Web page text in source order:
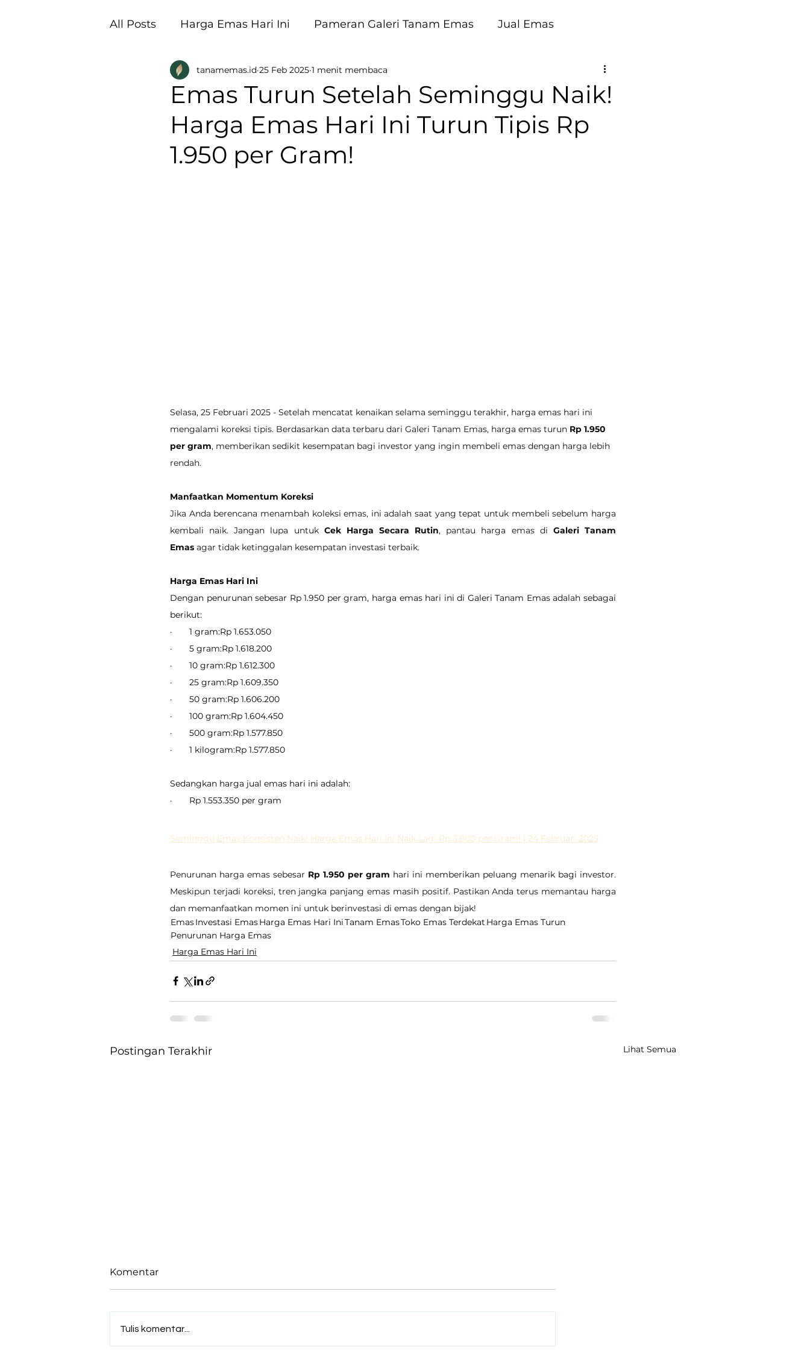
All Posts Harga Emas Hari Ini Pameran Galeri Tanam Emas Jual Emas
Pembukaan Galeri Tanam Emas
Emas Turun Setelah Seminggu Naik!
Harga Emas Hari Ini Turun Tipis Rp
1.950 per Gram!
tanamemas.id 25 Feb 2025 1 menit membaca
Selasa, 25 Februari 2025 - Setelah mencatat kenaikan selama seminggu terakhir, harga emas hari ini
mengalami koreksi tipis. Berdasarkan data terbaru dari Galeri Tanam Emas, harga emas turun Rp 1.950
per gram, memberikan sedikit kesempatan bagi investor yang ingin membeli emas dengan harga lebih
rendah.
Manfaatkan Momentum Koreksi
Jika Anda berencana menambah koleksi emas, ini adalah saat yang tepat untuk membeli sebelum harga
kembali naik. Jangan lupa untuk Cek Harga Secara Rutin, pantau harga emas di Galeri Tanam
Emas agar tidak ketinggalan kesempatan investasi terbaik.
Harga Emas Hari Ini
Dengan penurunan sebesar Rp 1.950 per gram, harga emas hari ini di Galeri Tanam Emas adalah sebagai
berikut:
·       1 gram:Rp 1.653.050
·       5 gram:Rp 1.618.200
·       10 gram:Rp 1.612.300
·       25 gram:Rp 1.609.350
·       50 gram:Rp 1.606.200
·       100 gram:Rp 1.604.450
·       500 gram:Rp 1.577.850
·       1 kilogram:Rp 1.577.850
Sedangkan harga jual emas hari ini adalah:
·       Rp 1.553.350 per gram
Seminggu Emas Konsisten Naik! Harga Emas Hari Ini Naik Lagi Rp 3.800 per Gram! | 24 Februari 2025
Penurunan harga emas sebesar Rp 1.950 per gram hari ini memberikan peluang menarik bagi investor.
Meskipun terjadi koreksi, tren jangka panjang emas masih positif. Pastikan Anda terus memantau harga
dan memanfaatkan momen ini untuk berinvestasi di emas dengan bijak!
EmasInvestasi EmasHarga Emas Hari IniTanam EmasToko Emas Terdekat Harga Emas Turun
Penurunan Harga Emas
Harga Emas Hari Ini
Postingan Terakhir Lihat Semua
Komentar
Tulis komentar...